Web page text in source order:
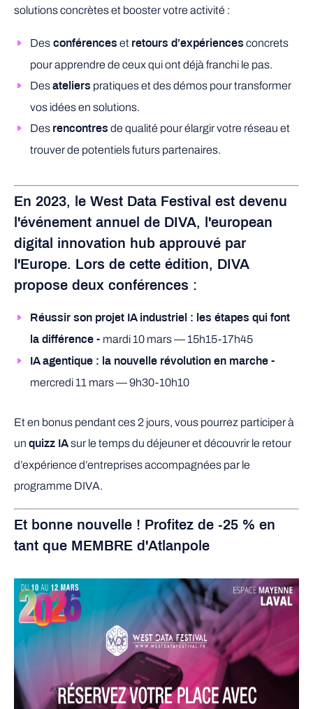
solutions concrètes et booster votre activité :
Des conférences et retours d’expériences concrets
pour apprendre de ceux qui ont déjà franchi le pas.
Des ateliers pratiques et des démos pour transformer
vos idées en solutions.
Des rencontres de qualité pour élargir votre réseau et
trouver de potentiels futurs partenaires.
En 2023, le West Data Festival est devenu
l'événement annuel de DIVA, l'european
digital innovation hub approuvé par
l'Europe. Lors de cette édition, DIVA
propose deux conférences :
Réussir son projet IA industriel : les étapes qui font
la différence - mardi 10 mars — 15h15-17h45
IA agentique : la nouvelle révolution en marche -
mercredi 11 mars — 9h30-10h10
Et en bonus pendant ces 2 jours, vous pourrez participer à
un quizz IA sur le temps du déjeuner et découvrir le retour
d’expérience d’entreprises accompagnées par le
programme DIVA.
Et bonne nouvelle ! Profitez de -25 % en
tant que MEMBRE d'Atlanpole